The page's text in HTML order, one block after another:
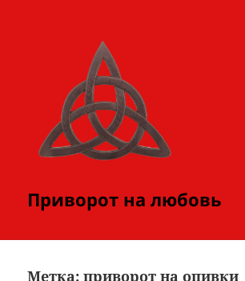
Приворот на любовь
Метка:приворот на опивки